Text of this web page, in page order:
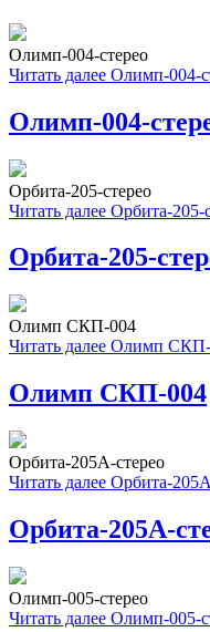
Олимп-004-стерео
Читать далее Олимп-004-
Олимп-004-
Орбита-205-стерео
Читать далее Орбита-205-
Орбита-205-
Олимп СКП-004
Читать далее Олимп СКП-
Олимп СКП-004
Орбита-205А-стерео
Читать далее Орбита-
Орбита-205А-
Олимп-005-стерео
Читать далее Олимп-005-